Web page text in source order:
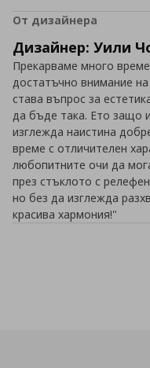
От дизайнера
Дизайнер: Уили
Прекарваме много
достатъчно внимание
става въпрос за
да бъде така. Ето защо
изглежда наистина
време с отличителен
любопитните очи да
през стъклото с
но без да изглежда
красива хармония!"